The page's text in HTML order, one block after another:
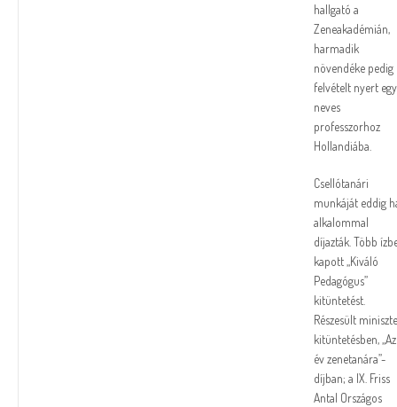
hallgató a
Zeneakadémián,
harmadik
növendéke pedig
felvételt nyert egy
neves
professzorhoz
Hollandiába.
Csellótanári
munkáját eddig
alkalommal
díjazták. Több
kapott „Kiváló
Pedagógus”
kitüntetést.
Részesült
kitüntetésben, „Az
év zenetanára”-
díjban; a IX. Friss
Antal Országos